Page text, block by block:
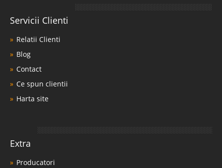
Servicii Clienti
Relatii Clienti
Blog
Contact
Ce spun clientii
Harta site
Extra
Producatori